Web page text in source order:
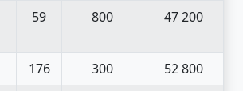
59 800 47 200
176 300
52 800